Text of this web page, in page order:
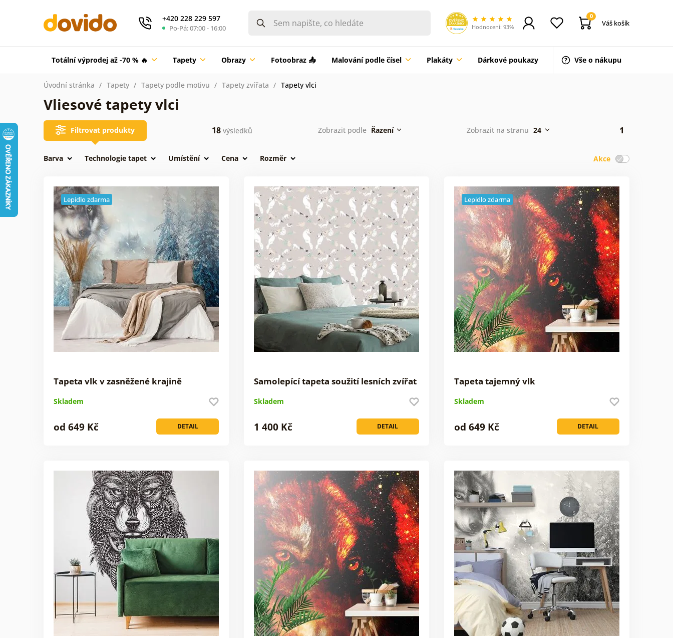
+420 228 229 597
Po-Pá: 07:00 - 16:00 Hodnocení: 93%
0
Váš košík
Totální výprodej až -70 % 🔥 Tapety Obrazy Fotoobraz 📤 Malování podle čísel Plakáty Dárkové poukazy Vše o nákupu
Úvodní stránka Tapety Tapety podle motivu Tapety zvířata Tapety vlci
Vliesové tapety vlci
Filtrovat produkty 18 výsledků Zobrazit podle Řazení Zobrazit na stranu 24 1
Akce
Barva Technologie tapet Umístění Cena Rozměr
Lepidlo zdarma
Tapeta vlk v zasněžené krajině
Skladem
DETAIL
od 649 Kč
Samolepící tapeta soužití lesních zvířat
Skladem
DETAIL
1 400 Kč
Lepidlo zdarma
Tapeta tajemný vlk
Skladem
DETAIL
od 649 Kč